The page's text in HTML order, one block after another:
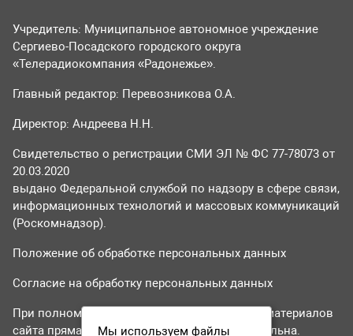
Учредитель: Муниципальное автономное учреждение
Сергиево-Посадского городского округа
«Телерадиокомпания «Радонежье».
Главный редактор: Перевозникова О.А.
Директор: Андреева Н.Н.
Свидетельство о регистрации СМИ ЭЛ № ФС 77-78073 от
20.03.2020
выдано Федеральной службой по надзору в сфере связи,
информационных технологий и массовых коммуникаций
(Роскомнадзор).
Положение об обработке персональных данных
Согласие на обработку персональных данных
При полном или частичном использовании материалов
сайта прямая гиперссылка на tvr24.tv обязательна.
Мы используем файлы